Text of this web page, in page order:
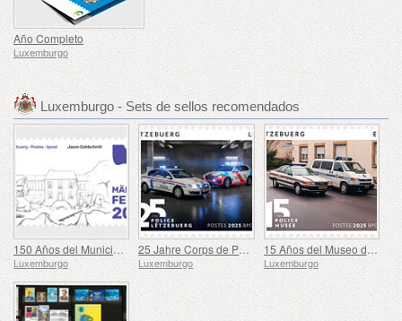
Año Completo
Luxemburgo
Luxemburgo - Sets de sellos recomendados
150 Años del Municipio de Mertzig
Luxemburgo
25 Jahre Corps de Police Grand-Ducale
Luxemburgo
15 Años del Museo de la Policía
Luxemburgo